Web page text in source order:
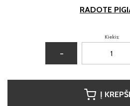
RADOTE
Kiekis:
−
Į